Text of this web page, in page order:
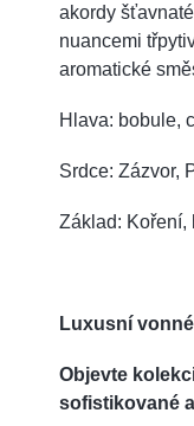
akordy
nuancemi
aromatické
Hlava: bobule,
Srdce: Zázvor,
Základ: Koření,
Luxusní
Objevte
sofistikované